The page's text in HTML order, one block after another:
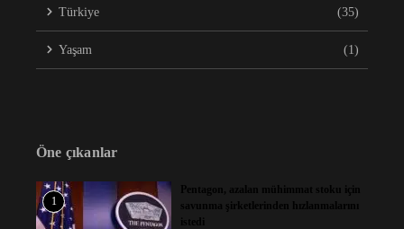
Türkiye (35)
Yaşam (1)
Öne çıkanlar
1
Pentagon, azalan mühimmat stoku için
savunma şirketlerinden hızlanmalarını
istedi